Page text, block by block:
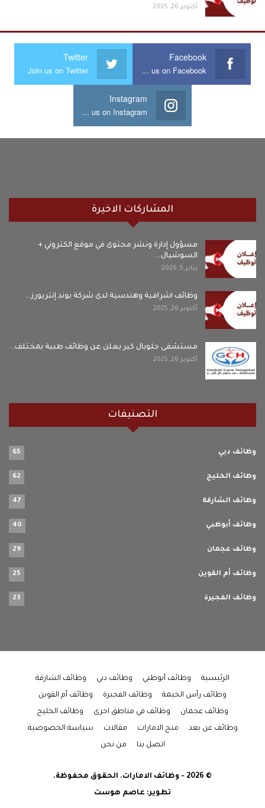
أكتوبر 26, 2025
Facebook
Join us on Facebook
Twitter
Join us on Twitter
Instagram
Join us on Instagram
المشاركات الاخيرة
مسؤول إدارة ونشر محتوى في موقع الكتروني +
السوشيال…
يناير 5, 2026
وظائف اشرافية وهندسية لدى شركة بوند إنتريورز…
أكتوبر 26, 2025
مستشفى جلوبال كير يعلن عن وظائف طبية بمختلف…
أكتوبر 26, 2025
التصنيفات
وظائف دبي 65
وظائف الخليج 62
وظائف الشارقة 47
وظائف أبوظبي 40
وظائف عجمان 29
وظائف أم القوين 25
وظائف الفجيرة 23
الرئيسية وظائف أبوظبي وظائف دبي
وظائف الشارقة
وظائف رأس الخيمة
وظائف الفجيرة
وظائف أم القوين
وظائف عجمان
وظائف في مناطق اخرى
وظائف الخليج
وظائف عن بعد
منح الامارات مقالات
سياسة الخصوصية
اتصل بنا
من نحن
© 2026 - وظائف الامارات. الحقوق محفوظة.
تطوير: عاصم هوست